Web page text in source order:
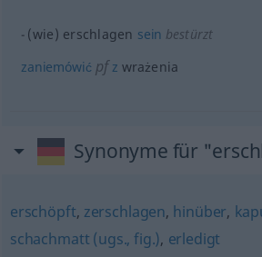
(wie) erschlagen sein bestürzt
zaniemówićpfz wrażenia
Synonyme für
erschöpft, zerschlagen, hinüber,
schachmatt (ugs., fig.), erledigt